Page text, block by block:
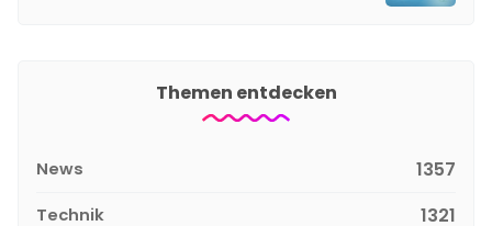
Themen entdecken
News 1357
Technik 1321